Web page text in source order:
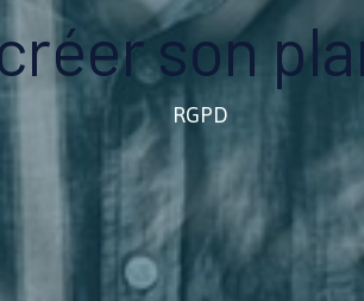
son
RGPD